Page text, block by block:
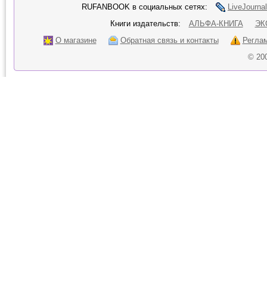
RUFANBOOK в социальных сетях:
LiveJournal
Книги издательств:
АЛЬФА-КНИГА
О магазине
Обратная связь и контакты
©